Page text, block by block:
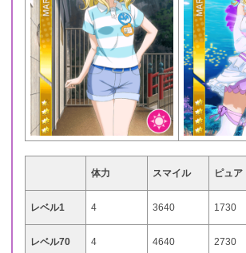
体力 スマイル ピュア
レベル1 4 3640 1730
レベル70 4 4640 2730